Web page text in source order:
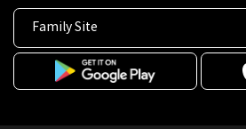
Family Site